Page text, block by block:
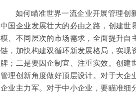
如何瞄准世界一流企业开展管理创
中国企业发展壮大的必由之路，创建世
模、不同层次的市场需求，全面提升自
链，加快构建双循环新发展格局，实现
牌；二是要因企制宜、注重实效。创建
管理创新角度做好顶层设计。对于大企
企业主力军。对于中小企业，要瞄准细